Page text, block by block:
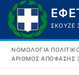
Μετάβαση
στο
περιεχόμενο
ΣΚΟΥΖΈ
ΝΟΜΟΛΟΓΊΑ
ΑΡΙΘΜΌΣ ΑΠΌΦΑΣΗΣ